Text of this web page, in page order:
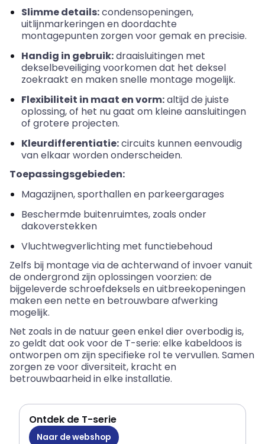
Slimme details:condensopeningen,
uitlijnmarkeringen en doordachte
montagepunten zorgen voor gemak en precisie.
Handig in gebruik:draaisluitingen met
dekselbeveiliging voorkomen dat het deksel
zoekraakt en maken snelle montage mogelijk.
Flexibiliteit in maat en vorm:altijd de juiste
oplossing, of het nu gaat om kleine aansluitingen
of grotere projecten.
Kleurdifferentiatie:circuits kunnen eenvoudig
van elkaar worden onderscheiden.
Toepassingsgebieden:
Magazijnen, sporthallen en parkeergarages
Beschermde buitenruimtes, zoals onder
dakoverstekken
Vluchtwegverlichting met functiebehoud
Zelfs bij montage via de achterwand of invoer vanuit
de ondergrond zijn oplossingen voorzien: de
bijgeleverde schroefdeksels en uitbreekopeningen
maken een nette en betrouwbare afwerking
mogelijk.
Net zoals in de natuur geen enkel dier overbodig is,
zo geldt dat ook voor de T-serie: elke kabeldoos is
ontworpen om zijn specifieke rol te vervullen. Samen
zorgen ze voor diversiteit, kracht en
betrouwbaarheid in elke installatie.
Ontdek de T-serie
Naar de webshop